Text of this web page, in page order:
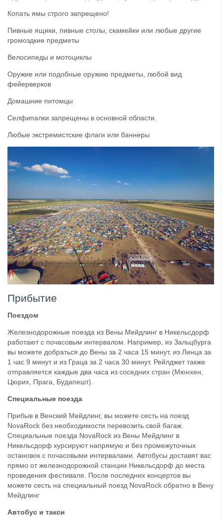
Копать ямы строго запрещено!
Пивные ящики, пивные столы, скамейки или любые другие
громоздкие предметы
Велосипеды и мотоциклы
Оружие или подобные оружию предметы, любой вид
фейерверков
Домашние питомцы
Селфипалки запрещены в основной области.
Любые экстремистские флаги или баннеры
Прибытие
Поездом
Железнодорожные поезда из Вены Мейдлинг в Никельсдорф
работают с почасовым интервалом. Например, из Зальцбурга
вы можете добраться до Вены за 2 часа 15 минут, из Линца за
1 час 9 минут и из Граца за 2 часа 30 минут. Рейлджет также
отправляется каждые два часа из соседних стран (Мюнхен,
Цюрих, Прага, Будапешт).
Специальные поезда
Прибыв в Венский Мейдлинг, вы можете сесть на поезд
NovaRock без необходимости перевозить свой багаж.
Специальные поезда NovaRock из Вены Мейдлинг в
Никельсдорф курсируют напрямую и без промежуточных
остановок с почасовыми интервалами. Автобусы доставят вас
прямо от железнодорожной станции Никельсдорф до места
проведения фестиваля. После последних концертов вы
можете сесть на специальный поезд NovaRock обратно в Вену
Мейдлинг
Автобус и такси